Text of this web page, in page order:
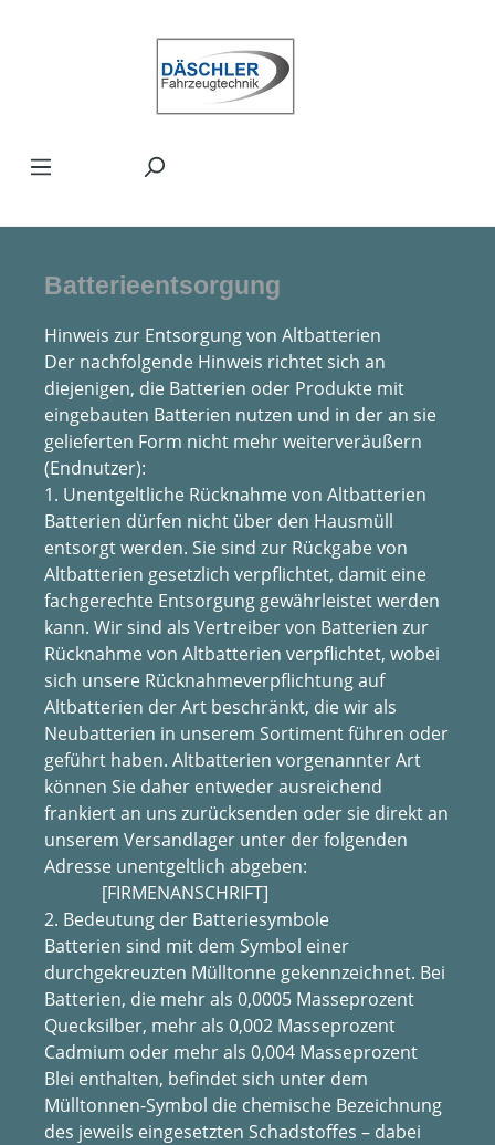
Batterieentsorgung
Hinweis zur Entsorgung von Altbatterien
Der nachfolgende Hinweis richtet sich an
diejenigen, die Batterien oder Produkte mit
eingebauten Batterien nutzen und in der an sie
gelieferten Form nicht mehr weiterveräußern
(Endnutzer):
1. Unentgeltliche Rücknahme von Altbatterien
Batterien dürfen nicht über den Hausmüll
entsorgt werden. Sie sind zur Rückgabe von
Altbatterien gesetzlich verpflichtet, damit eine
fachgerechte Entsorgung gewährleistet werden
kann. Wir sind als Vertreiber von Batterien zur
Rücknahme von Altbatterien verpflichtet, wobei
sich unsere Rücknahmeverpflichtung auf
Altbatterien der Art beschränkt, die wir als
Neubatterien in unserem Sortiment führen oder
geführt haben. Altbatterien vorgenannter Art
können Sie daher entweder ausreichend
frankiert an uns zurücksenden oder sie direkt an
unserem Versandlager unter der folgenden
Adresse unentgeltlich abgeben:
[FIRMENANSCHRIFT]
2. Bedeutung der Batteriesymbole
Batterien sind mit dem Symbol einer
durchgekreuzten Mülltonne gekennzeichnet. Bei
Batterien, die mehr als 0,0005 Masseprozent
Quecksilber, mehr als 0,002 Masseprozent
Cadmium oder mehr als 0,004 Masseprozent
Blei enthalten, befindet sich unter dem
Mülltonnen-Symbol die chemische Bezeichnung
des jeweils eingesetzten Schadstoffes – dabei